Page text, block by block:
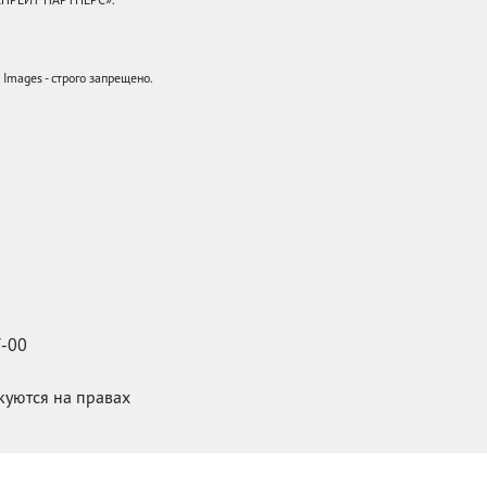
- строго запрещено.
00
на правах